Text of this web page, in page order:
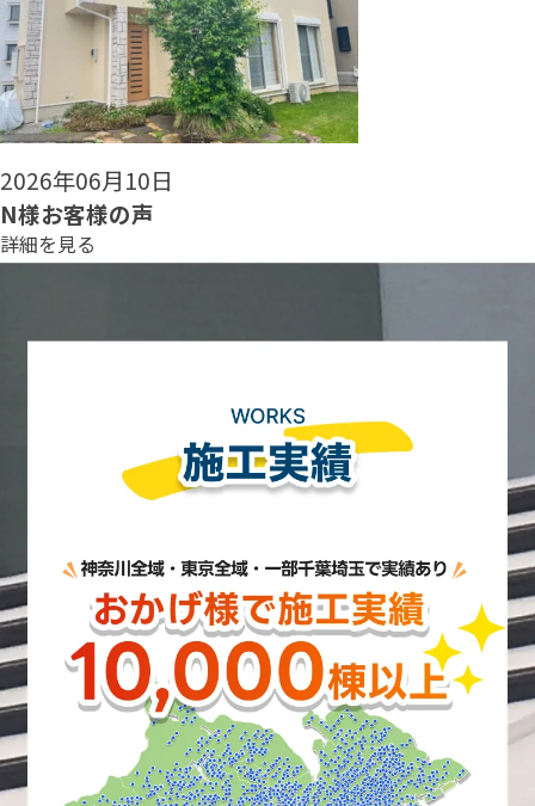
2026年06月08日
N様お客様の声
詳細を見る